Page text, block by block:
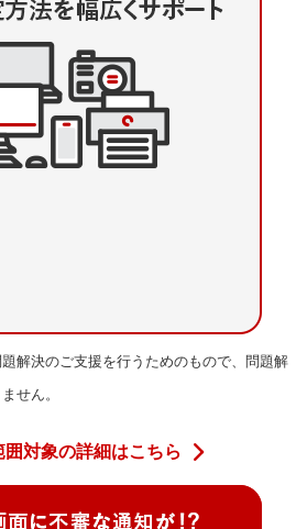
解決のご支援を行うためのもので、問題解
せん。
対象の詳細はこちら